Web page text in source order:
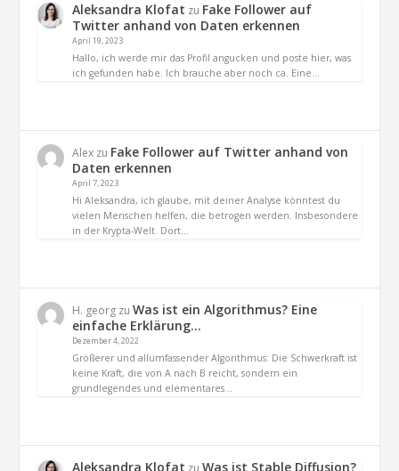
Aleksandra Klofat zu Fake Follower auf
Twitter anhand von Daten erkennen
April 19, 2023
Hallo, ich werde mir das Profil angucken und poste hier, was
ich gefunden habe. Ich brauche aber noch ca. Eine…
Alex zu Fake Follower auf Twitter anhand von
Daten erkennen
April 7, 2023
Hi Aleksandra, ich glaube, mit deiner Analyse könntest du
vielen Menschen helfen, die betrogen werden. Insbesondere
in der Krypta-Welt. Dort…
H. georg zuWas ist ein Algorithmus? Eine
einfache Erklärung…
Dezember 4, 2022
Größerer und allumfassender Algorithmus: Die Schwerkraft ist
keine Kraft, die von A nach B reicht, sondern ein
grundlegendes und elementares…
Aleksandra Klofat zuWas ist Stable Diffusion?